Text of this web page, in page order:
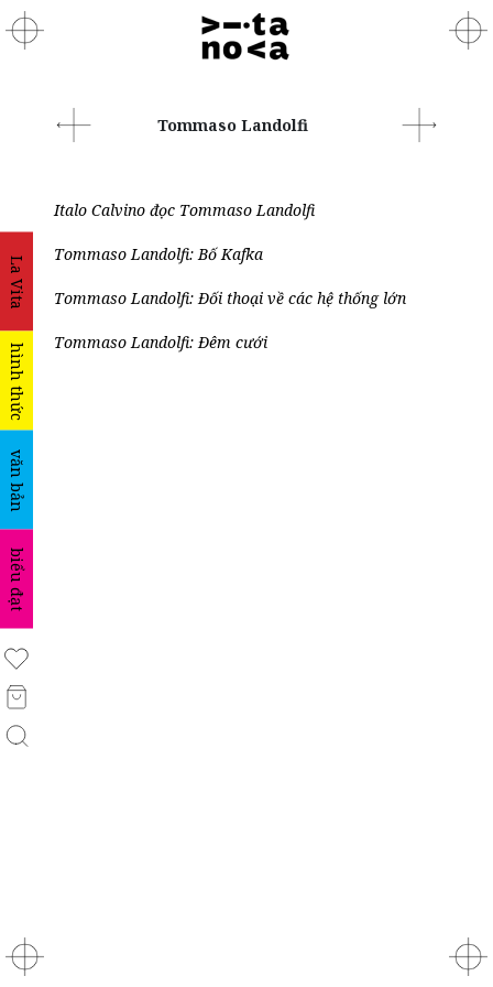
La Vita
hình thức
văn bản
biểu đạt
Tommaso Landolfi
Italo Calvino đọc Tommaso Landolfi
Tommaso Landolfi: Bố Kafka
Tommaso Landolfi: Đối thoại về các hệ thống lớn
Tommaso Landolfi: Đêm cưới